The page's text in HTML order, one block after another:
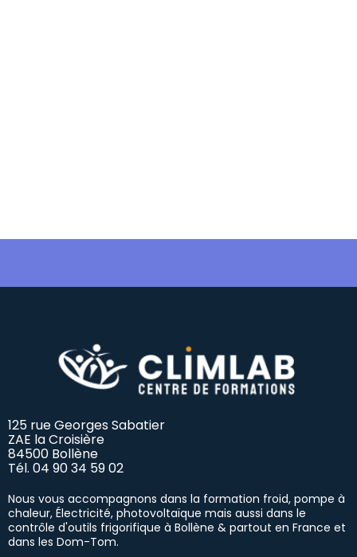
125 rue Georges Sabatier
ZAE la Croisière
84500 Bollène
Tél. 04 90 34 59 02
Nous vous accompagnons dans la formation froid, pompe à
chaleur, Électricité, photovoltaïque mais aussi dans le
contrôle d'outils frigorifique à Bollène & partout en France et
dans les Dom-Tom.